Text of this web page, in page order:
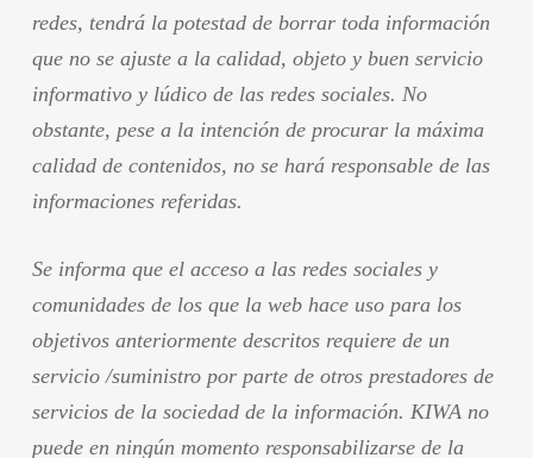
redes, tendrá la potestad de borrar toda información
que no se ajuste a la calidad, objeto y buen servicio
informativo y lúdico de las redes sociales. No
obstante, pese a la intención de procurar la máxima
calidad de contenidos, no se hará responsable de las
informaciones referidas.
Se informa que el acceso a las redes sociales y
comunidades de los que la web hace uso para los
objetivos anteriormente descritos requiere de un
servicio /suministro por parte de otros prestadores de
servicios de la sociedad de la información. KIWA no
puede en ningún momento responsabilizarse de la